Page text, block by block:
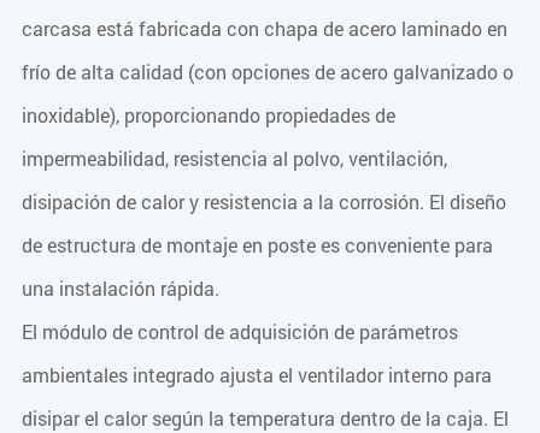
carcasa está fabricada con chapa de acero laminado en
frío de alta calidad (con opciones de acero galvanizado o
inoxidable), proporcionando propiedades de
impermeabilidad, resistencia al polvo, ventilación,
disipación de calor y resistencia a la corrosión. El diseño
de estructura de montaje en poste es conveniente para
una instalación rápida.
El módulo de control de adquisición de parámetros
ambientales integrado ajusta el ventilador interno para
disipar el calor según la temperatura dentro de la caja. El